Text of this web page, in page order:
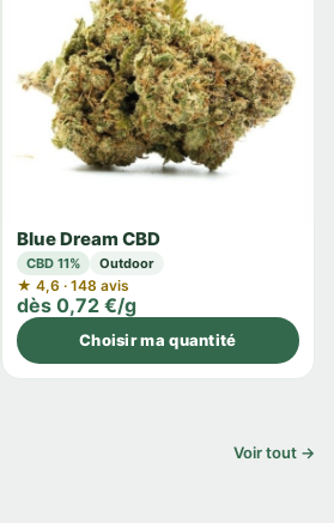
Blue Dream CBD
CBD 11% Outdoor
★ 4,6 · 148 avis
dès 0,72 €/g
Choisir ma quantité
Voir tout →